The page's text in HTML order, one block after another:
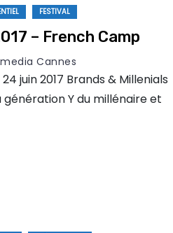
FESTIVAL
– French Camp
Cannes
juin 2017 Brands & Millenials
génération Y du millénaire et